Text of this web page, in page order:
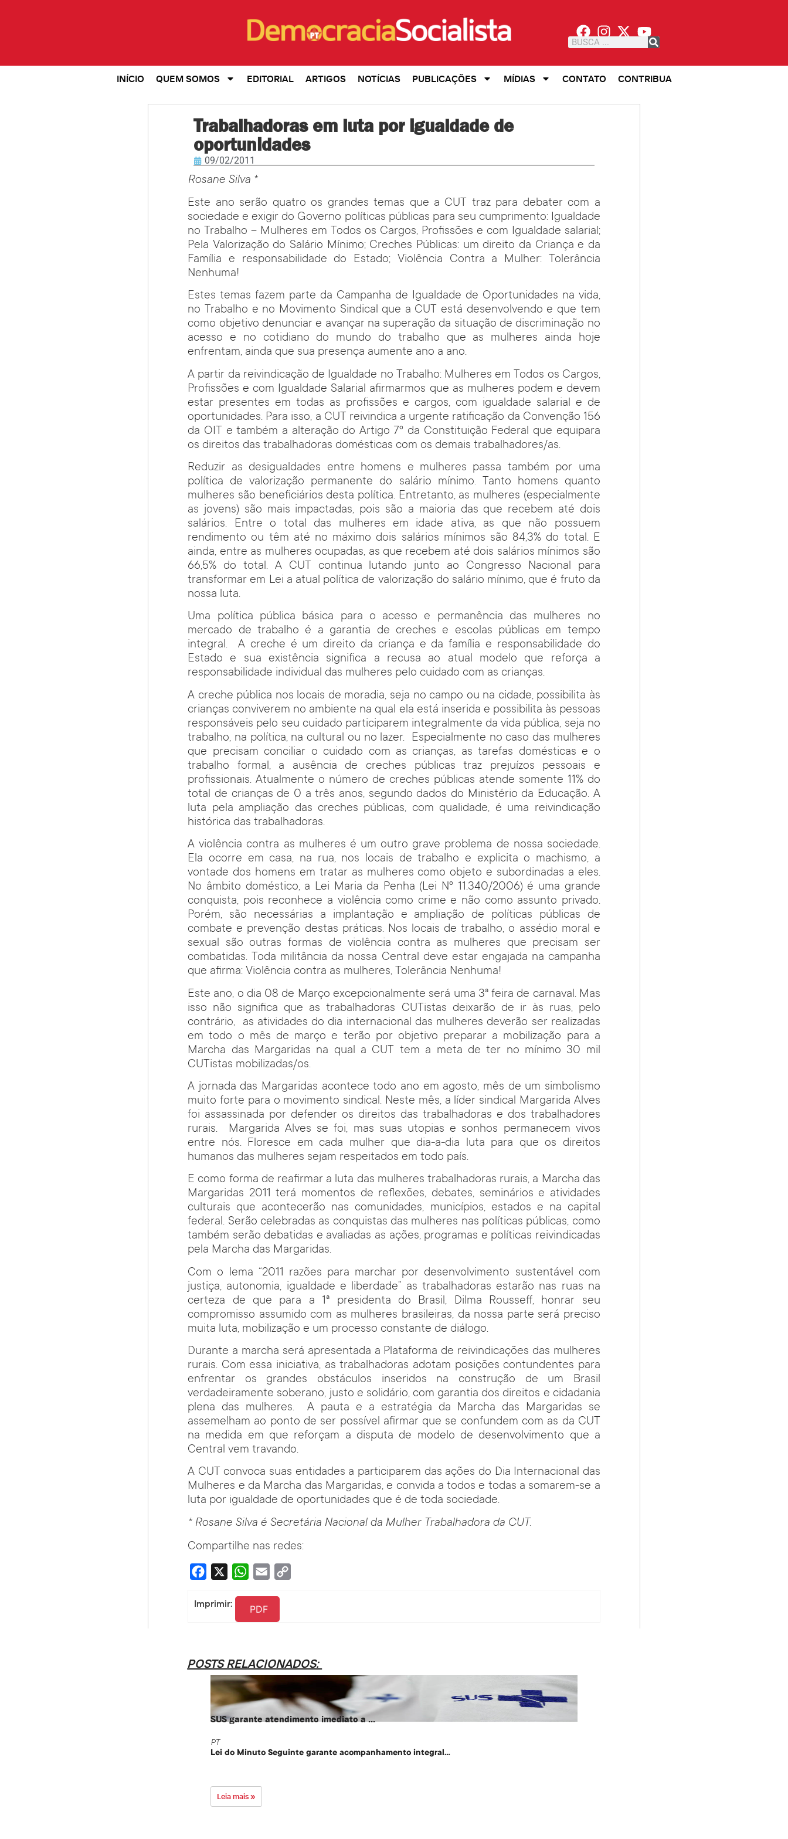
INÍCIO QUEM SOMOS EDITORIAL ARTIGOS NOTÍCIAS PUBLICAÇÕES MÍDIAS CONTATO CONTRIBUA
Trabalhadoras em luta por igualdade de
oportunidades
09/02/2011
Rosane Silva *
Este ano serão quatro os grandes temas que a CUT traz para debater com a
sociedade e exigir do Governo políticas públicas para seu cumprimento: Igualdade
no Trabalho – Mulheres em Todos os Cargos, Profissões e com Igualdade salarial;
Pela Valorização do Salário Mínimo; Creches Públicas: um direito da Criança e da
Família e responsabilidade do Estado; Violência Contra a Mulher: Tolerância
Nenhuma!
Estes temas fazem parte da Campanha de Igualdade de Oportunidades na vida,
no Trabalho e no Movimento Sindical que a CUT está desenvolvendo e que tem
como objetivo denunciar e avançar na superação da situação de discriminação no
acesso e no cotidiano do mundo do trabalho que as mulheres ainda hoje
enfrentam, ainda que sua presença aumente ano a ano.
A partir da reivindicação de Igualdade no Trabalho: Mulheres em Todos os Cargos,
Profissões e com Igualdade Salarial afirmarmos que as mulheres podem e devem
estar presentes em todas as profissões e cargos, com igualdade salarial e de
oportunidades. Para isso, a CUT reivindica a urgente ratificação da Convenção 156
da OIT e também a alteração do Artigo 7º da Constituição Federal que equipara
os direitos das trabalhadoras domésticas com os demais trabalhadores/as.
Reduzir as desigualdades entre homens e mulheres passa também por uma
política de valorização permanente do salário mínimo. Tanto homens quanto
mulheres são beneficiários desta política. Entretanto, as mulheres (especialmente
as jovens) são mais impactadas, pois são a maioria das que recebem até dois
salários. Entre o total das mulheres em idade ativa, as que não possuem
rendimento ou têm até no máximo dois salários mínimos são 84,3% do total. E
ainda, entre as mulheres ocupadas, as que recebem até dois salários mínimos são
66,5% do total. A CUT continua lutando junto ao Congresso Nacional para
transformar em Lei a atual política de valorização do salário mínimo, que é fruto da
nossa luta.
Uma política pública básica para o acesso e permanência das mulheres no
mercado de trabalho é a garantia de creches e escolas públicas em tempo
integral. A creche é um direito da criança e da família e responsabilidade do
Estado e sua existência significa a recusa ao atual modelo que reforça a
responsabilidade individual das mulheres pelo cuidado com as crianças.
A creche pública nos locais de moradia, seja no campo ou na cidade, possibilita às
crianças conviverem no ambiente na qual ela está inserida e possibilita às pessoas
responsáveis pelo seu cuidado participarem integralmente da vida pública, seja no
trabalho, na política, na cultural ou no lazer. Especialmente no caso das mulheres
que precisam conciliar o cuidado com as crianças, as tarefas domésticas e o
trabalho formal, a ausência de creches públicas traz prejuízos pessoais e
profissionais. Atualmente o número de creches públicas atende somente 11% do
total de crianças de 0 a três anos, segundo dados do Ministério da Educação. A
luta pela ampliação das creches públicas, com qualidade, é uma reivindicação
histórica das trabalhadoras.
A violência contra as mulheres é um outro grave problema de nossa sociedade.
Ela ocorre em casa, na rua, nos locais de trabalho e explicita o machismo, a
vontade dos homens em tratar as mulheres como objeto e subordinadas a eles.
No âmbito doméstico, a Lei Maria da Penha (Lei Nº 11.340/2006) é uma grande
conquista, pois reconhece a violência como crime e não como assunto privado.
Porém, são necessárias a implantação e ampliação de políticas públicas de
combate e prevenção destas práticas. Nos locais de trabalho, o assédio moral e
sexual são outras formas de violência contra as mulheres que precisam ser
combatidas. Toda militância da nossa Central deve estar engajada na campanha
que afirma: Violência contra as mulheres, Tolerância Nenhuma!
Este ano, o dia 08 de Março excepcionalmente será uma 3ª feira de carnaval. Mas
isso não significa que as trabalhadoras CUTistas deixarão de ir às ruas, pelo
contrário, as atividades do dia internacional das mulheres deverão ser realizadas
em todo o mês de março e terão por objetivo preparar a mobilização para a
Marcha das Margaridas na qual a CUT tem a meta de ter no mínimo 30 mil
CUTistas mobilizadas/os.
A jornada das Margaridas acontece todo ano em agosto, mês de um simbolismo
muito forte para o movimento sindical. Neste mês, a líder sindical Margarida Alves
foi assassinada por defender os direitos das trabalhadoras e dos trabalhadores
rurais. Margarida Alves se foi, mas suas utopias e sonhos permanecem vivos
entre nós. Floresce em cada mulher que dia-a-dia luta para que os direitos
humanos das mulheres sejam respeitados em todo país.
E como forma de reafirmar a luta das mulheres trabalhadoras rurais, a Marcha das
Margaridas 2011 terá momentos de reflexões, debates, seminários e atividades
culturais que acontecerão nas comunidades, municípios, estados e na capital
federal. Serão celebradas as conquistas das mulheres nas políticas públicas, como
também serão debatidas e avaliadas as ações, programas e políticas reivindicadas
pela Marcha das Margaridas.
Com o lema “2011 razões para marchar por desenvolvimento sustentável com
justiça, autonomia, igualdade e liberdade” as trabalhadoras estarão nas ruas na
certeza de que para a 1ª presidenta do Brasil, Dilma Rousseff, honrar seu
compromisso assumido com as mulheres brasileiras, da nossa parte será preciso
muita luta, mobilização e um processo constante de diálogo.
Durante a marcha será apresentada a Plataforma de reivindicações das mulheres
rurais. Com essa iniciativa, as trabalhadoras adotam posições contundentes para
enfrentar os grandes obstáculos inseridos na construção de um Brasil
verdadeiramente soberano, justo e solidário, com garantia dos direitos e cidadania
plena das mulheres. A pauta e a estratégia da Marcha das Margaridas se
assemelham ao ponto de ser possível afirmar que se confundem com as da CUT
na medida em que reforçam a disputa de modelo de desenvolvimento que a
Central vem travando.
A CUT convoca suas entidades a participarem das ações do Dia Internacional das
Mulheres e da Marcha das Margaridas, e convida a todos e todas a somarem-se a
luta por igualdade de oportunidades que é de toda sociedade.
* Rosane Silva é Secretária Nacional da Mulher Trabalhadora da CUT.
Compartilhe nas redes:
Facebook WhatsApp
Email
Imprimir: PDF
POSTS RELACIONADOS:
SUS garante atendimento imediato a ...
PT
Lei do Minuto Seguinte garante acompanhamento integral...
Leia mais »